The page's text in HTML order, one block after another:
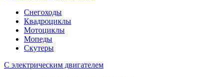
Снегоходы
Квадроциклы
Мотоциклы
Мопеды
Скутеры
С электрическим двигателем